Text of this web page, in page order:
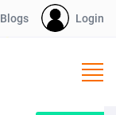
Login
Blogs